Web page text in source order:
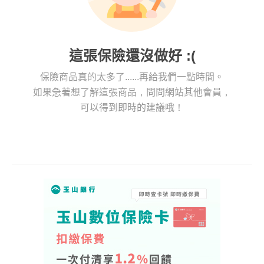
這張保險還沒做好 :(
保險商品真的太多了......再給我們一點時間。
如果急著想了解這張商品，問問網站其他會員，
可以得到即時的建議哦！